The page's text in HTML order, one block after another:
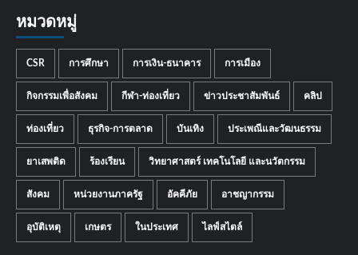
หมวดหมู่
CSR การศึกษา การเงิน-ธนาคาร การเมือง
กิจกรรมเพื่อสังคม กีฬา-ท่องเที่ยว ข่าวประชาสัมพันธ์ คลิป
ท่องเที่ยว ธุรกิจ-การตลาด บันเทิง ประเพณีและวัฒนธรรม
ยาเสพติด ร้องเรียน วิทยาศาสตร์ เทคโนโลยี และนวัตกรรม
สังคม หน่วยงานภาครัฐ อัคคีภัย อาชญากรรม
อุบัติเหตุ เกษตร ในประเทศ ไลฟ์สไตล์